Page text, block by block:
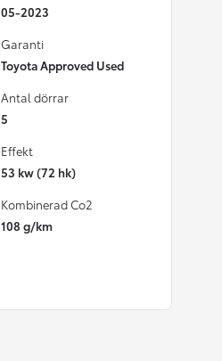
05-2023
Garanti
Toyota Approved Used
Antal dörrar
5
Effekt
53 kw (72 hk)
Kombinerad Co2
108 g/km